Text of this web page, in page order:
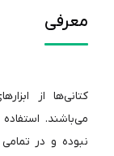
معرفی
کتانی‌ها از
می‌باشند. استفاده
نبوده و در تمامی